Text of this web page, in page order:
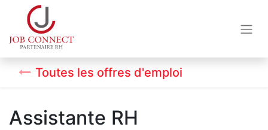
Toutes les offres d'emploi
Assistante RH